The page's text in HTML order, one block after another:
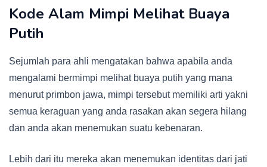
Kode Alam Mimpi Melihat Buaya
Putih
Sejumlah para ahli mengatakan bahwa apabila anda
mengalami bermimpi melihat buaya putih yang mana
menurut primbon jawa, mimpi tersebut memiliki arti yakni
semua keraguan yang anda rasakan akan segera hilang
dan anda akan menemukan suatu kebenaran.
Lebih dari itu mereka akan menemukan identitas dari jati